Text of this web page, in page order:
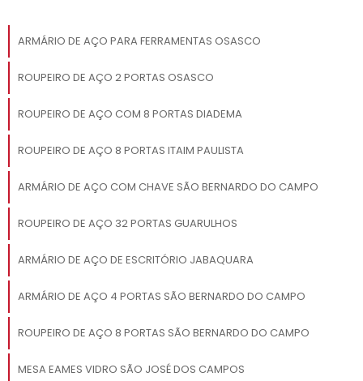
ARMÁRIO DE AÇO PARA FERRAMENTAS OSASCO
ROUPEIRO DE AÇO 2 PORTAS OSASCO
ROUPEIRO DE AÇO COM 8 PORTAS DIADEMA
ROUPEIRO DE AÇO 8 PORTAS ITAIM PAULISTA
ARMÁRIO DE AÇO COM CHAVE SÃO BERNARDO DO CAMPO
ROUPEIRO DE AÇO 32 PORTAS GUARULHOS
ARMÁRIO DE AÇO DE ESCRITÓRIO JABAQUARA
ARMÁRIO DE AÇO 4 PORTAS SÃO BERNARDO DO CAMPO
ROUPEIRO DE AÇO 8 PORTAS SÃO BERNARDO DO CAMPO
MESA EAMES VIDRO SÃO JOSÉ DOS CAMPOS